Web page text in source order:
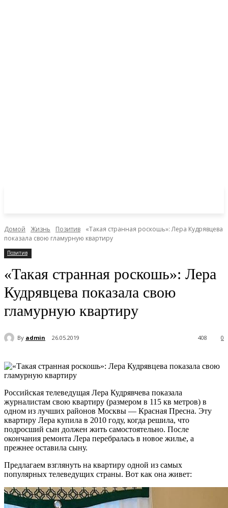
Домой Жизнь Позитив
«Такая странная роскошь»: Лера Кудрявцева
показала свою гламурную квартиру
Позитив
«Такая странная роскошь»: Лера
Кудрявцева показала свою
гламурную квартиру
By admin 26.05.2019 0
408
Российская телеведущая Лера Кудрявчева показала
журналистам свою квартиру (размером в 115 кв метров) в
одном из лучших районов Москвы — Красная Пресна. Эту
квартиру Лера купила в 2010 году, когда решила, что
подросший сын должен жить самостоятельно. После
окончания ремонта Лера перебралась в новое жилье, а
прежнее оставила сыну.
Предлагаем взглянуть на квартиру одной из самых
популярных телеведущих страны. Вот как она живет: